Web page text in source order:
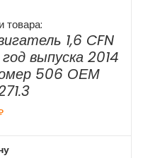
товара:
1,6 CFN
выпуска 2014
506 ОЕМ